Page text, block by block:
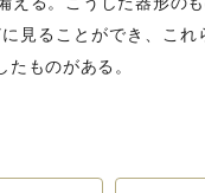
見ることができ、こ
ものがある。